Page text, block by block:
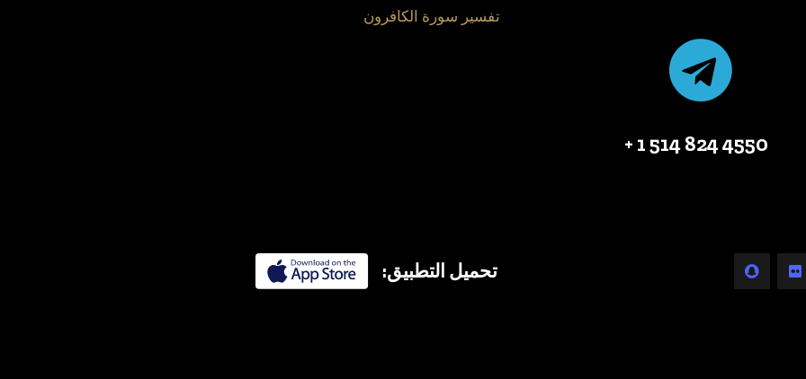
4550 824 514 1 +
تفسير سورة الكافرون
تحميل التطبيق: